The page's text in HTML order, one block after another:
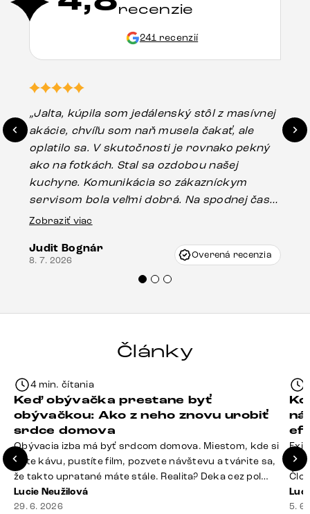
recenzie
241 recenzií
„Jalta, kúpila som jedálenský stôl z masívnej
akácie, chvíľu som naň musela čakať, ale
oplatilo sa. V skutočnosti je rovnako pekný
ako na fotkách. Stal sa ozdobou našej
kuchyne. Komunikácia so zákazníckym
servisom bola veľmi dobrá. Na spodnej časti
stola bolo malé poškodenie, pravdepodobne
Vincze pri riešení mojej záležitosti pristúpili
veľmi korektne. Odporúčam produkty Delife
Zobraziť viac
Judit Bognár
8. 7. 2026 Overená recenzia
Články
4 min. čítania
Keď obývačka prestane byť
obývačkou: Ako z neho znovu urobiť
srdce domova
Obývacia izba má byť srdcom domova. Miestom, kde si
dáte kávu, pustíte film, pozvete návštevu a tvárite sa,
že takto upratané máte stále. Realita? Deka cez pol
sedačky, ovládač záhadne zmizol, konferenčný stolík
slúži ako odkladisko všetkého od účteniek po balzam
Lucie Neužilová
29. 6. 2026
si
5.